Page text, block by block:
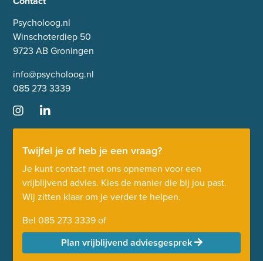
Psycholoog.nl
Winschoterdiep 50
9723 AB Groningen
info@psycholoog.nl
085 273 3339
Twijfel je of heb je een vraag?
Je kunt contact met ons opnemen voor een
vrijblijvend advies. Kies de manier die bij jou past.
Wij zitten klaar om je verder te helpen.
Bel 085 273 3339of
Plan vrijblijvend adviesgesprek